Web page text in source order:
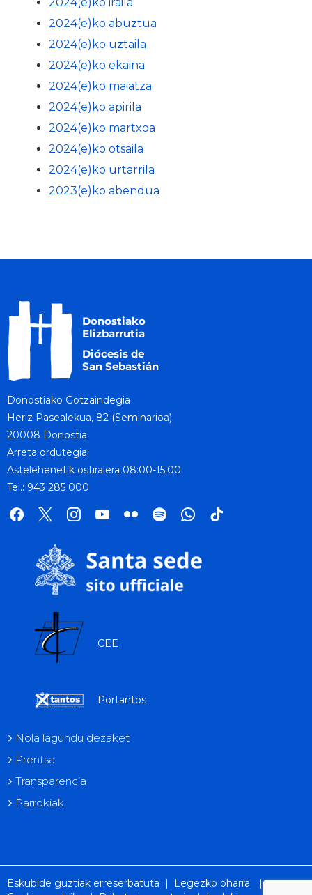
2024(e)ko abuztua
2024(e)ko uztaila
2024(e)ko ekaina
2024(e)ko maiatza
2024(e)ko apirila
2024(e)ko martxoa
2024(e)ko otsaila
2024(e)ko urtarrila
2023(e)ko abendua
Donostiako Gotzaindegia
Heriz Pasealekua, 82 (Seminarioa)
20008 Donostia
Arreta ordutegia:
Astelehenetik ostiralera 08:00-15:00
Tel.: 943 285 000
facebook
x instagramyoutube
flickr spotifywhatsapp
tik
CEE
Portantos
Nola lagundu dezaket
Prentsa
Transparencia
Parrokiak
Eskubide guztiak erreserbatuta | Legezko oharra
|